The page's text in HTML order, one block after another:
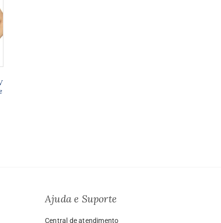
Ajuda e Suporte
Central de atendimento